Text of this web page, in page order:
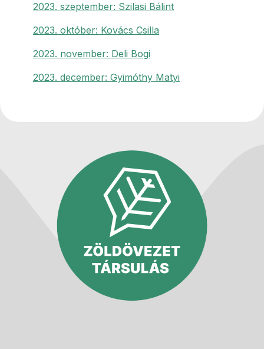
2023. szeptember: Szilasi Bálint
2023. október: Kovács Csilla
2023. november: Deli Bogi
2023. december: Gyimóthy Matyi